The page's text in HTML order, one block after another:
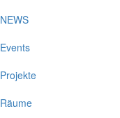
NEWS
Events
Projekte
Räume